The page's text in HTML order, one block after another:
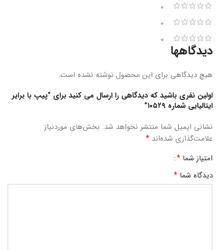
0
0
0
دیدگاهها
هیچ دیدگاهی برای این محصول نوشته نشده است.
اولین نفری باشید که دیدگاهی را ارسال می کنید برای “پیپ با برایر
ایتالیایی شماره ۱۰۵۲۹”
نشانی ایمیل شما منتشر نخواهد شد. بخش‌های موردنیاز
علامت‌گذاری شده‌اند *
امتیاز شما *
دیدگاه شما *